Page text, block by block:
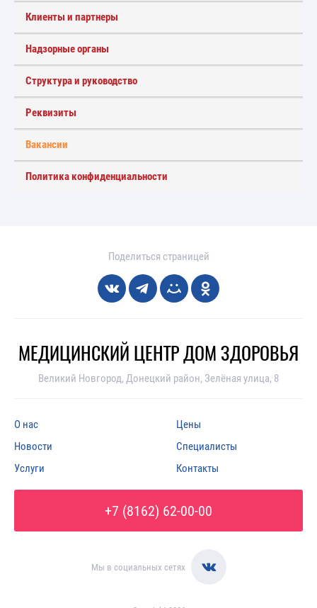
Клиенты и партнеры
Надзорные органы
Структура и руководство
Реквизиты
Вакансии
Политика конфиденциальности
Поделиться страницей
МЕДИЦИНСКИЙ ЦЕНТР ДОМ ЗДОРОВЬЯ
Великий Новгород, Донецкий район, Зелёная улица, 8
О нас
Новости
Услуги
Цены
Специалисты
Контакты
+7 (8162) 62-00-00
Мы в социальных сетях